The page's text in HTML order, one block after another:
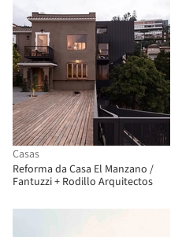
Casas
Reforma da Casa El Manzano /
Fantuzzi + Rodillo Arquitectos